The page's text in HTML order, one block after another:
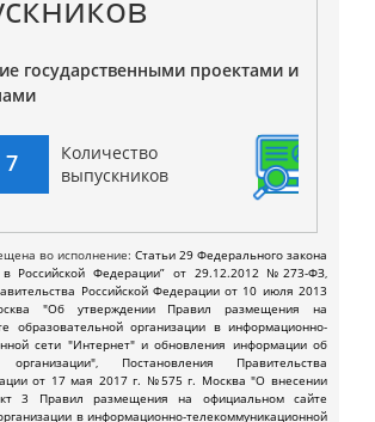
государственными проектами и
7
Количество
выпускников
во исполнение: Статьи 29 Федерального закона
Российской Федерации” от 29.12.2012 №273-ФЗ,
Российской Федерации от 10 июля 2013
"Об утверждении Правил размещения на
образовательной организации в информационно-
сети "Интернет" и обновления информации об
организации", Постановления Правительства
от 17 мая 2017 г. №575 г. Москва "О внесении
3 Правил размещения на официальном сайте
в информационно-телекоммуникационной